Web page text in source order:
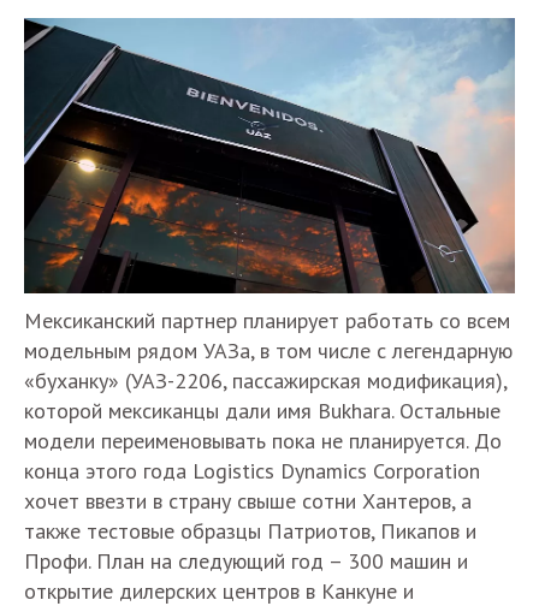
Мексиканский партнер планирует работать со всем
модельным рядом УАЗа, в том числе с легендарную
«буханку» (УАЗ-2206, пассажирская модификация),
которой мексиканцы дали имя Bukhara. Остальные
модели переименовывать пока не планируется. До
конца этого года Logistics Dynamics Corporation
хочет ввезти в страну свыше сотни Хантеров, а
также тестовые образцы Патриотов, Пикапов и
Профи. План на следующий год – 300 машин и
открытие дилерских центров в Канкуне и